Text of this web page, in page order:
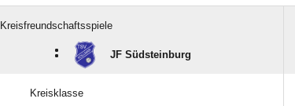
Kreisfreundschaftsspiele
: JF Südsteinburg
Kreisklasse